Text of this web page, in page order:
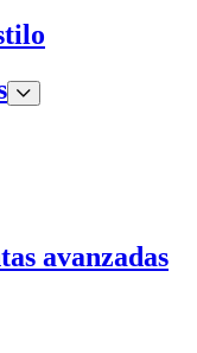
avanzadas